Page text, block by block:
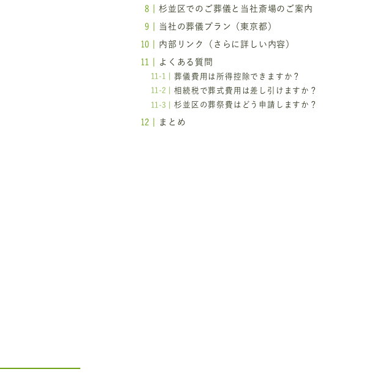
杉並区でのご葬儀と当社斎場のご案内
当社の葬儀プラン（東京都）
内部リンク（さらに詳しい内容）
よくある質問
葬儀費用は所得控除できますか？
相続税で葬式費用は差し引けますか？
杉並区の葬祭費はどう申請しますか？
まとめ